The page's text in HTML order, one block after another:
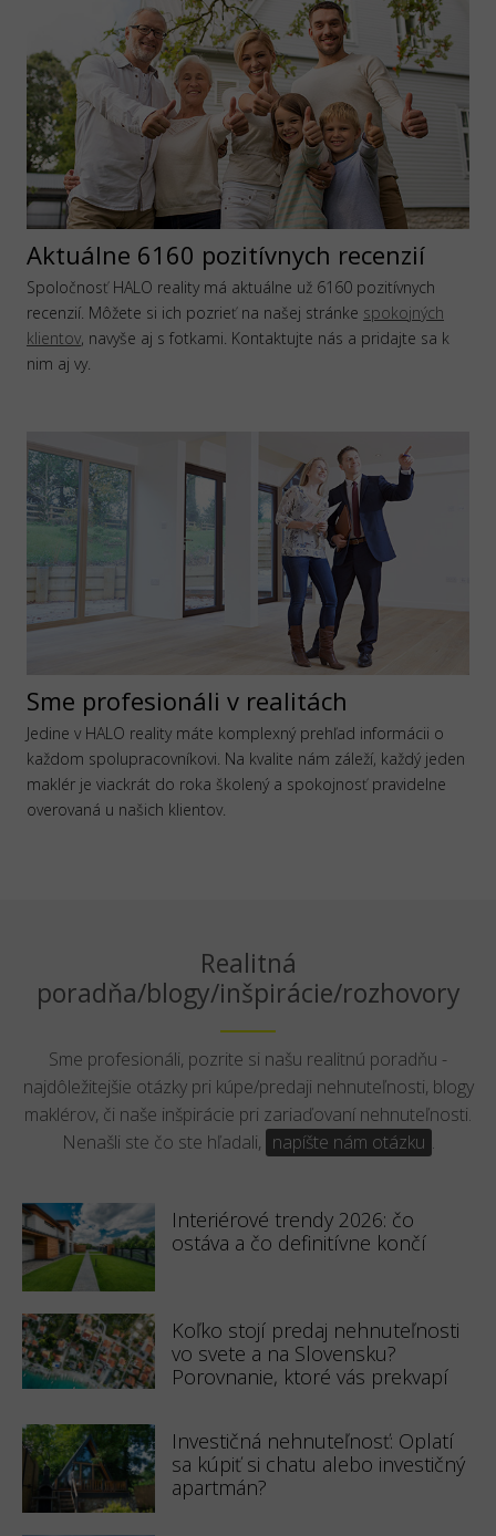
Aktuálne 6160 pozitívnych recenzií
Spoločnosť HALO reality má aktuálne už 6160 pozitívnych
recenzií. Môžete si ich pozrieť na našej stránke spokojných
klientov, navyše aj s fotkami. Kontaktujte nás a pridajte sa k
nim aj vy.
Sme profesionáli v realitách
Jedine v HALO reality máte komplexný prehľad informácii o
každom spolupracovníkovi. Na kvalite nám záleží, každý jeden
maklér je viackrát do roka školený a spokojnosť pravidelne
overovaná u našich klientov.
Realitná
poradňa/blogy/inšpirácie/rozhovory
Sme profesionáli, pozrite si našu realitnú poradňu -
najdôležitejšie otázky pri kúpe/predaji nehnuteľnosti, blogy
maklérov, či naše inšpirácie pri zariaďovaní nehnuteľnosti.
Nenašli ste čo ste hľadali, napíšte nám otázku .
Interiérové trendy 2026: čo
ostáva a čo definitívne končí
Koľko stojí predaj nehnuteľnosti
vo svete a na Slovensku?
Porovnanie, ktoré vás prekvapí
Investičná nehnuteľnosť: Oplatí
sa kúpiť si chatu alebo investičný
apartmán?